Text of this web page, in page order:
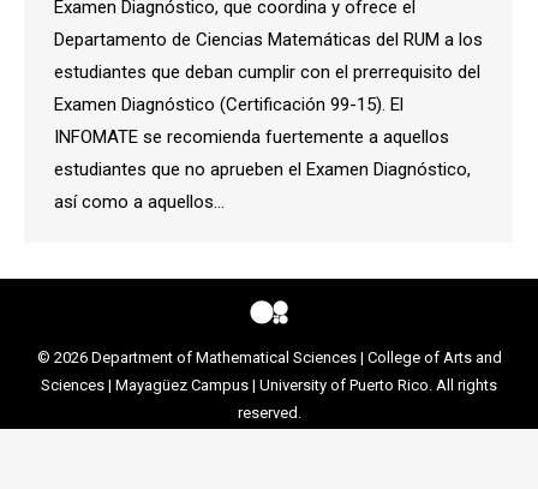
Examen Diagnóstico, que coordina y ofrece el
Departamento de Ciencias Matemáticas del RUM a los
estudiantes que deban cumplir con el prerrequisito del
Examen Diagnóstico (Certificación 99-15). El
INFOMATE se recomienda fuertemente a aquellos
estudiantes que no aprueben el Examen Diagnóstico,
así como a aquellos…
© 2026 Department of Mathematical Sciences| College of Arts and
Sciences | Mayagüez Campus | University of Puerto Rico. All rights
reserved.